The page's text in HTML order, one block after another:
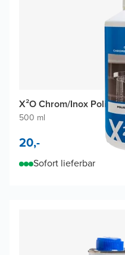
X²O Chrom/Inox Polierer
500 ml
20,-
Sofort lieferbar